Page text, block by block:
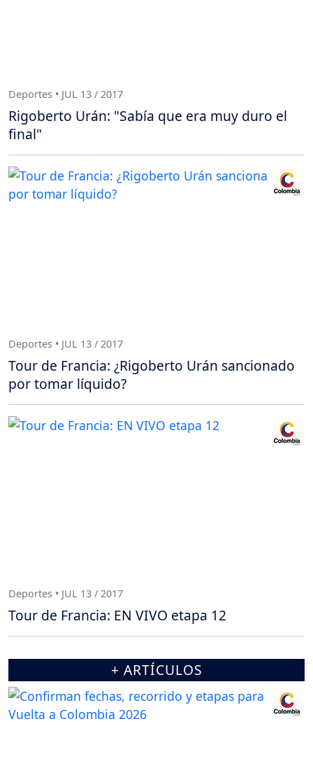
Deportes • JUL 13 / 2017
Rigoberto Urán: "Sabía que era muy duro el
final"
Deportes • JUL 13 / 2017
Tour de Francia: ¿Rigoberto Urán sancionado
por tomar líquido?
Deportes • JUL 13 / 2017
Tour de Francia: EN VIVO etapa 12
+ ARTÍCULOS